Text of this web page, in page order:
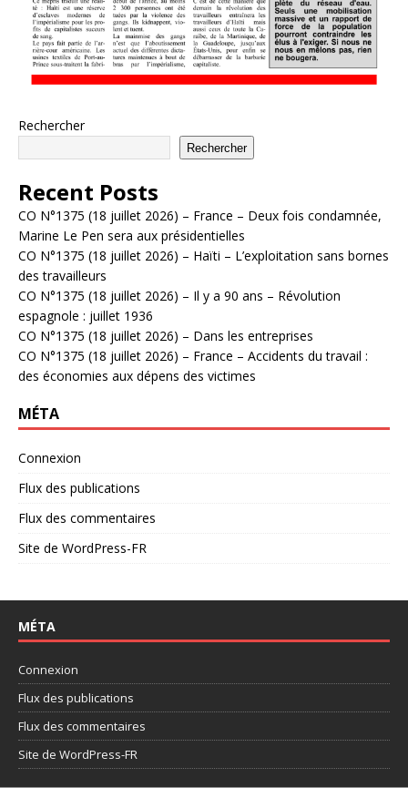
Rechercher
Rechercher
Recent Posts
CO N°1375 (18 juillet 2026) – France – Deux fois condamnée,
Marine Le Pen sera aux présidentielles
CO N°1375 (18 juillet 2026) – Haïti – L’exploitation sans bornes
des travailleurs
CO N°1375 (18 juillet 2026) – Il y a 90 ans – Révolution
espagnole : juillet 1936
CO N°1375 (18 juillet 2026) – Dans les entreprises
CO N°1375 (18 juillet 2026) – France – Accidents du travail :
des économies aux dépens des victimes
MÉTA
Connexion
Flux des publications
Flux des commentaires
Site de WordPress-FR
MÉTA
Connexion
Flux des publications
Flux des commentaires
Site de WordPress-FR